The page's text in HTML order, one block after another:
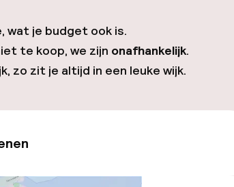
wat je budget ook is.
te koop, we zijn onafhankelijk.
zo zit je altijd in een leuke wijk.